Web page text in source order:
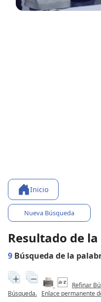
Inicio
Nueva Búsqueda
Resultado de
9 Búsqueda de la
Refinar
Búsqueda. Enlace permanente